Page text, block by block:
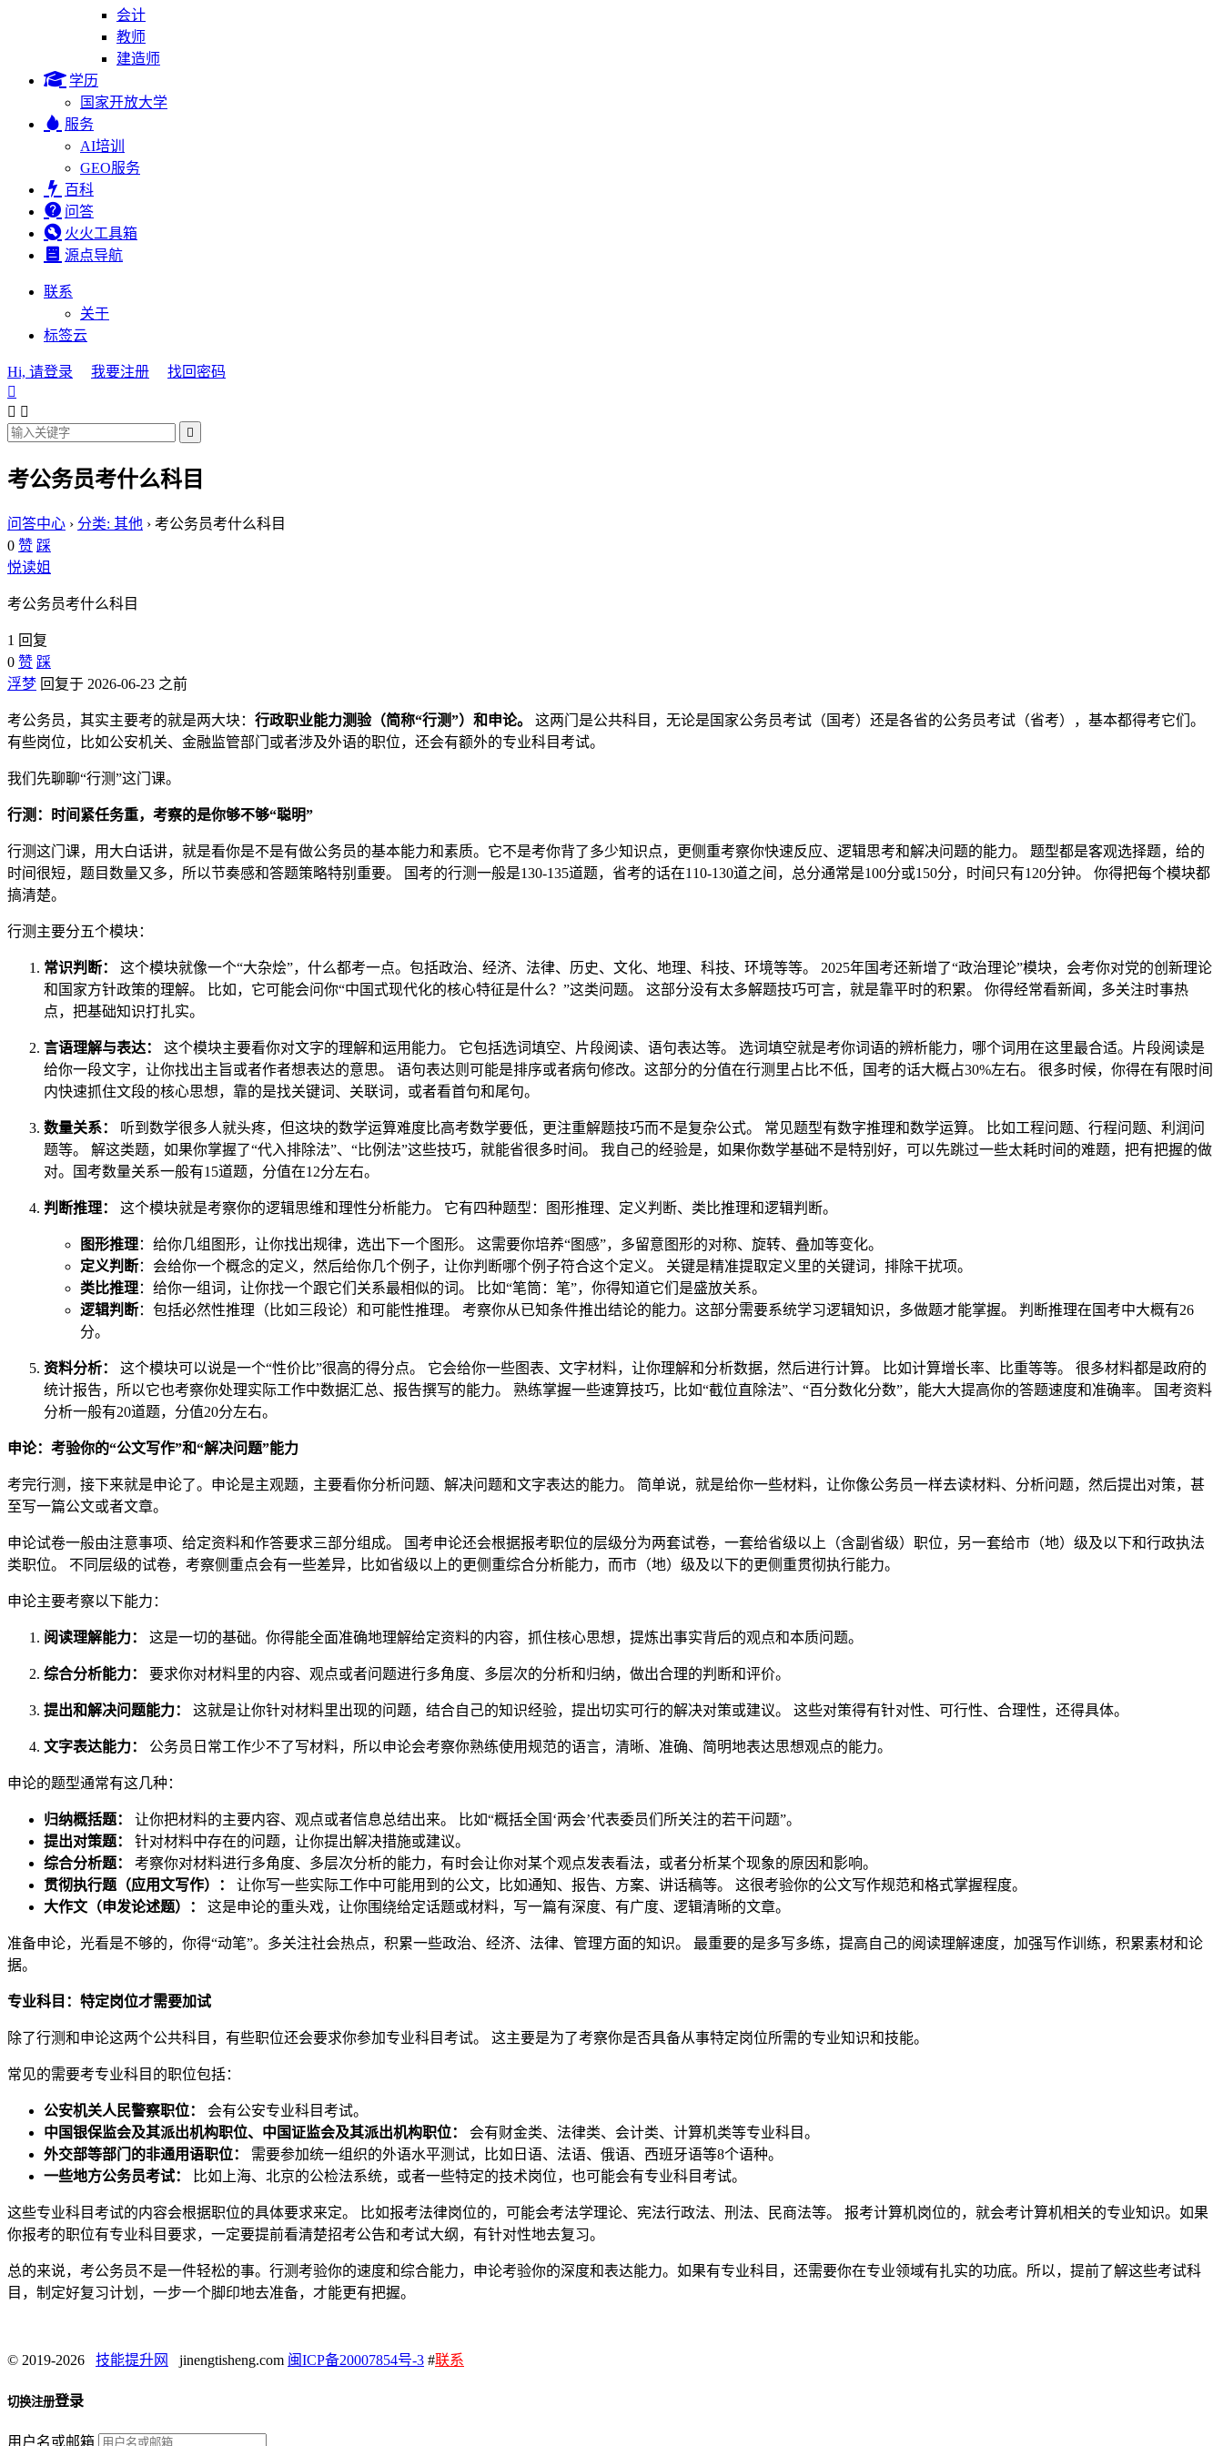
会计
教师
建造师
学历
国家开放大学
服务
AI培训
GEO服务
百科
问答
火火工具箱
源点导航
联系
关于
标签云
Hi, 请登录 我要注册
找回密码

 

考公务员考什么科目
问答中心 › 分类: 其他 › 考公务员考什么科目
0 赞 踩
悦读姐
考公务员考什么科目
1 回复
0 赞 踩
浮梦 回复于 2026-06-23 之前
考公务员，其实主要考的就是两大块： 行政职业能力测验（简称“行测”）和申论。
这两门是公共科目，无论是国家公务员考试（国考）还是各省的公务员考试（省考），基本都得考它们。
有些岗位，比如公安机关、金融监管部门或者涉及外语的职位，还会有额外的专业科目考试。
我们先聊聊“行测”这门课。
行测：时间紧任务重，考察的是你够不够“聪明”
行测这门课，用大白话讲，就是看你是不是有做公务员的基本能力和素质。它不是考你背了多少知识点，更侧重考察你快速反应、逻辑思考和解决问题的能力。 题型都是客观选择题，给的
时间很短，题目数量又多，所以节奏感和答题策略特别重要。 国考的行测一般是130-135道题，省考的话在110-130道之间，总分通常是100分或150分，时间只有120分钟。 你得把每个模块都
搞清楚。
行测主要分五个模块：
常识判断：
这个模块就像一个“大杂烩”，什么都考一点。包括政治、经济、法律、历史、文化、地理、科技、环境等等。 2025年国考还新增了“政治理论”模块，会考你对党的创新理论
和国家方针政策的理解。 比如，它可能会问你“中国式现代化的核心特征是什么？”这类问题。 这部分没有太多解题技巧可言，就是靠平时的积累。 你得经常看新闻，多关注时事热
点，把基础知识打扎实。
言语理解与表达：
这个模块主要看你对文字的理解和运用能力。 它包括选词填空、片段阅读、语句表达等。 选词填空就是考你词语的辨析能力，哪个词用在这里最合适。片段阅读是
给你一段文字，让你找出主旨或者作者想表达的意思。 语句表达则可能是排序或者病句修改。这部分的分值在行测里占比不低，国考的话大概占30%左右。 很多时候，你得在有限时间
内快速抓住文段的核心思想，靠的是找关键词、关联词，或者看首句和尾句。
数量关系：
听到数学很多人就头疼，但这块的数学运算难度比高考数学要低，更注重解题技巧而不是复杂公式。 常见题型有数字推理和数学运算。 比如工程问题、行程问题、利润问
题等。 解这类题，如果你掌握了“代入排除法”、“比例法”这些技巧，就能省很多时间。 我自己的经验是，如果你数学基础不是特别好，可以先跳过一些太耗时间的难题，把有把握的做
对。国考数量关系一般有15道题，分值在12分左右。
判断推理： 这个模块就是考察你的逻辑思维和理性分析能力。 它有四种题型：图形推理、定义判断、类比推理和逻辑判断。
图形推理：给你几组图形，让你找出规律，选出下一个图形。 这需要你培养“图感”，多留意图形的对称、旋转、叠加等变化。
定义判断：会给你一个概念的定义，然后给你几个例子，让你判断哪个例子符合这个定义。 关键是精准提取定义里的关键词，排除干扰项。
类比推理：给你一组词，让你找一个跟它们关系最相似的词。 比如“笔筒：笔”，你得知道它们是盛放关系。
逻辑判断：包括必然性推理（比如三段论）和可能性推理。 考察你从已知条件推出结论的能力。这部分需要系统学习逻辑知识，多做题才能掌握。 判断推理在国考中大概有26
分。
资料分析：
这个模块可以说是一个“性价比”很高的得分点。 它会给你一些图表、文字材料，让你理解和分析数据，然后进行计算。 比如计算增长率、比重等等。 很多材料都是政府的
统计报告，所以它也考察你处理实际工作中数据汇总、报告撰写的能力。 熟练掌握一些速算技巧，比如“截位直除法”、“百分数化分数”，能大大提高你的答题速度和准确率。 国考资料
分析一般有20道题，分值20分左右。
申论：考验你的“公文写作”和“解决问题”能力
考完行测，接下来就是申论了。申论是主观题，主要看你分析问题、解决问题和文字表达的能力。 简单说，就是给你一些材料，让你像公务员一样去读材料、分析问题，然后提出对策，甚
至写一篇公文或者文章。
申论试卷一般由注意事项、给定资料和作答要求三部分组成。 国考申论还会根据报考职位的层级分为两套试卷，一套给省级以上（含副省级）职位，另一套给市（地）级及以下和行政执法
类职位。 不同层级的试卷，考察侧重点会有一些差异，比如省级以上的更侧重综合分析能力，而市（地）级及以下的更侧重贯彻执行能力。
申论主要考察以下能力：
阅读理解能力： 这是一切的基础。你得能全面准确地理解给定资料的内容，抓住核心思想，提炼出事实背后的观点和本质问题。
综合分析能力： 要求你对材料里的内容、观点或者问题进行多角度、多层次的分析和归纳，做出合理的判断和评价。
提出和解决问题能力： 这就是让你针对材料里出现的问题，结合自己的知识经验，提出切实可行的解决对策或建议。 这些对策得有针对性、可行性、合理性，还得具体。
文字表达能力： 公务员日常工作少不了写材料，所以申论会考察你熟练使用规范的语言，清晰、准确、简明地表达思想观点的能力。
申论的题型通常有这几种：
归纳概括题：
让你把材料的主要内容、观点或者信息总结出来。 比如“概括全国‘两会’代表委员们所关注的若干问题”。
提出对策题：
针对材料中存在的问题，让你提出解决措施或建议。
综合分析题：
考察你对材料进行多角度、多层次分析的能力，有时会让你对某个观点发表看法，或者分析某个现象的原因和影响。
贯彻执行题（应用文写作）：
让你写一些实际工作中可能用到的公文，比如通知、报告、方案、讲话稿等。 这很考验你的公文写作规范和格式掌握程度。
大作文（申发论述题）：
这是申论的重头戏，让你围绕给定话题或材料，写一篇有深度、有广度、逻辑清晰的文章。
准备申论，光看是不够的，你得“动笔”。多关注社会热点，积累一些政治、经济、法律、管理方面的知识。 最重要的是多写多练，提高自己的阅读理解速度，加强写作训练，积累素材和论
据。
专业科目：特定岗位才需要加试
除了行测和申论这两个公共科目，有些职位还会要求你参加专业科目考试。 这主要是为了考察你是否具备从事特定岗位所需的专业知识和技能。
常见的需要考专业科目的职位包括：
公安机关人民警察职位：
会有公安专业科目考试。
中国银保监会及其派出机构职位、中国证监会及其派出机构职位：
会有财金类、法律类、会计类、计算机类等专业科目。
外交部等部门的非通用语职位：
需要参加统一组织的外语水平测试，比如日语、法语、俄语、西班牙语等8个语种。
一些地方公务员考试：
比如上海、北京的公检法系统，或者一些特定的技术岗位，也可能会有专业科目考试。
这些专业科目考试的内容会根据职位的具体要求来定。 比如报考法律岗位的，可能会考法学理论、宪法行政法、刑法、民商法等。 报考计算机岗位的，就会考计算机相关的专业知识。如果
你报考的职位有专业科目要求，一定要提前看清楚招考公告和考试大纲，有针对性地去复习。
总的来说，考公务员不是一件轻松的事。行测考验你的速度和综合能力，申论考验你的深度和表达能力。如果有专业科目，还需要你在专业领域有扎实的功底。所以，提前了解这些考试科
目，制定好复习计划，一步一个脚印地去准备，才能更有把握。
© 2019-2026 技能提升网 jinengtisheng.com 闽ICP备20007854号-3 #联系
切换注册登录
用户名或邮箱